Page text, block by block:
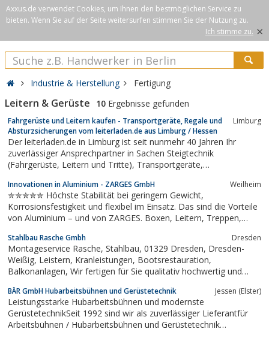
Axxus.de verwendet Cookies, um Ihnen den bestmöglichen Service zu
bieten. Wenn Sie auf der Seite weitersurfen stimmen Sie der Nutzung zu.
Ich stimme zu. ×
Industrie & Herstellung Fertigung
Leitern & Gerüste 10 Ergebnisse gefunden
Fahrgerüste und Leitern kaufen - Transportgeräte, Regale und
Absturzsicherungen vom leiterladen.de aus Limburg / Hessen
Limburg
Der leiterladen.de in Limburg ist seit nunmehr 40 Jahren Ihr
zuverlässiger Ansprechpartner in Sachen Steigtechnik
(Fahrgerüste, Leitern und Tritte), Transportgeräte,
Innovationen in Aluminium - ZARGES GmbH Weilheim
✮✮✮✮✮ Höchste Stabilität bei geringem Gewicht,
Korrosionsfestigkeit und flexibel im Einsatz. Das sind die Vorteile
von Aluminium – und von ZARGES. Boxen, Leitern, Treppen,
Handel, Handwerk, Gewerbe oder Privat.
Stahlbau Rasche Gmbh Dresden
Montageservice Rasche, Stahlbau, 01329 Dresden, Dresden-
Weißig, Leistern, Kranleistungen, Bootsrestauration,
Balkonanlagen, Wir fertigen für Sie qualitativ hochwertig und
Gerüste, Notausstiege, Podeste, Dachauflegeleitern,
Toranlagen, Geländer, Balkon,...
BÄR GmbH Hubarbeitsbühnen und Gerüstetechnik Jessen (Elster)
Leistungsstarke Hubarbeitsbühnen und modernste
GerüstetechnikSeit 1992 sind wir als zuverlässiger Lieferantfür
Arbeitsbühnen / Hubarbeitsbühnen und Gerüstetechnik